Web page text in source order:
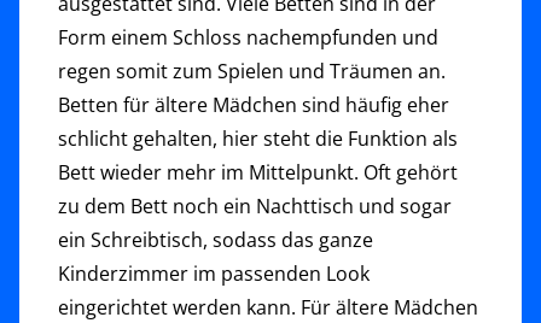
Form einem Schloss nachempfunden und
regen somit zum Spielen und Träumen an.
Betten für ältere Mädchen sind häufig eher
schlicht gehalten, hier steht die Funktion als
Bett wieder mehr im Mittelpunkt. Oft gehört
zu dem Bett noch ein Nachttisch und sogar
ein Schreibtisch, sodass das ganze
Kinderzimmer im passenden Look
eingerichtet werden kann. Für ältere Mädchen